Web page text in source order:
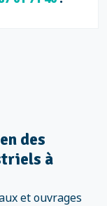
des
à
et ouvrages